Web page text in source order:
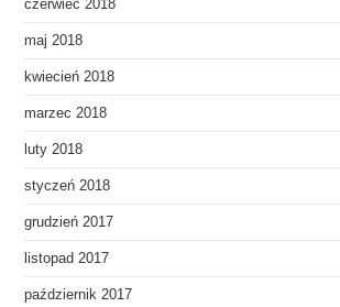
czerwiec 2018
maj 2018
kwiecień 2018
marzec 2018
luty 2018
styczeń 2018
grudzień 2017
listopad 2017
październik 2017